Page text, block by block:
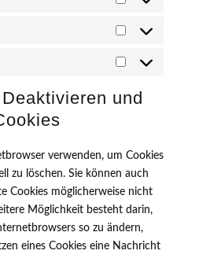
Vorlieben
Statistiken
Marketing
und
verwenden, um Cookies
zu löschen. Sie können auch
Cookies möglicherweise nicht
Möglichkeit besteht darin,
so zu ändern,
eines Cookies eine Nachricht